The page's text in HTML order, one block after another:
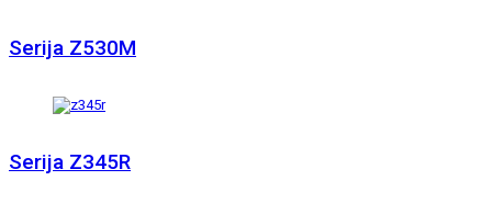
Serija Z530M
Serija Z345R